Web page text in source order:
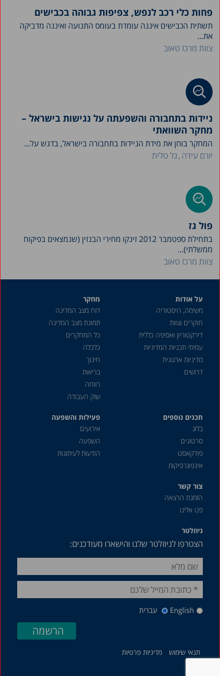
פחות כלי רכב לנפש, צפיפות גבוהה בכבישים
תשתית הכבישים איננה עומדת בעומס התנועה ואיננה מדביקה
את...
צוות מרכז טאוב
ניידות בתחבורה והשפעתה על נגישות בישראל –
מחקר השוואתי
המחקר בוחן את מידת הניידות בתחבורה בישראל, בדגש על...
יורם עידה גל טלית
פול גז
בתחילת ספטמבר 2012 זינקו מחירי הבנזין (שנמצאים בפיקוח
ממשלתי)...
צוות מרכז טאוב
על אודות
משימה, היסטוריה
חוקרים וצוות
דירקטוריון ואסיפה כללית
עמיתי תכניות המדיניות
מדיניות ארגונית
דרושים
מחקר
דוח מצב המדינה
תמונת מצב המדינה
כל המחקרים
כלכלה
חינוך
בריאות
רווחה
שוק העבודה
תכנים נוספים
בלוג
סרטונים
פודקאסט
אינפוגרפיקות
פעילות והשפעה
אירועים
השפעה
הודעות לעיתונות
צור קשר
הזמנת הרצאה
פנו אלינו
ניוזלטר
הצטרפו לניוזלטר שלנו והישארו מעודכנים:
English עברית
תנאי שימוש מדיניות פרטיות